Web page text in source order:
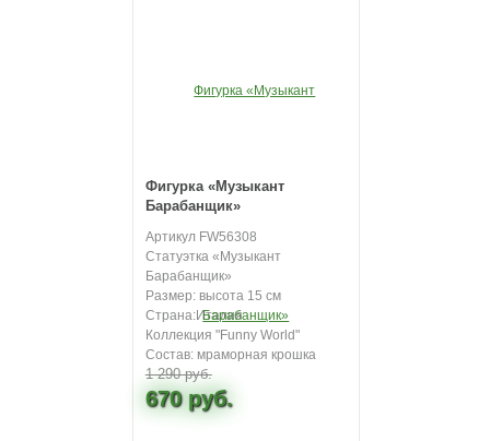
Фигурка «Музыкант
Барабанщик»
Артикул FW56308
Статуэтка «Музыкант
Барабанщик»
Размер: высота 15 см
Страна:Италия
Коллекция "Funny World"
Состав: мраморная крошка
1 290 руб.
670 руб.